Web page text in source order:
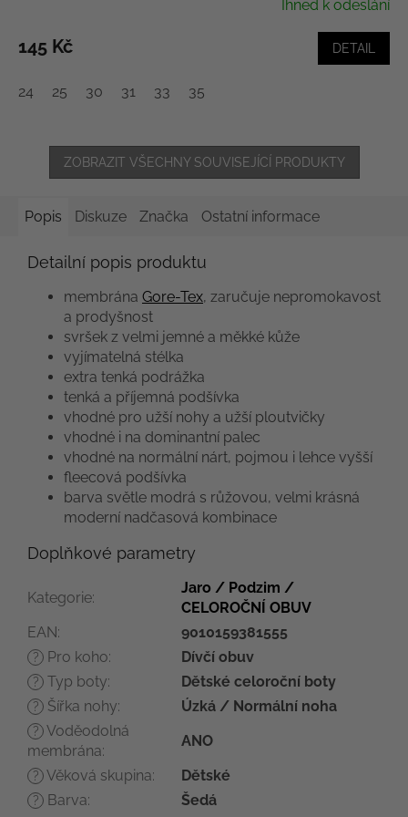
Ihned k odeslání
145 Kč DETAIL
24 25 30 31 33 35
ZOBRAZIT VŠECHNY SOUVISEJÍCÍ PRODUKTY
Popis Diskuze Značka Ostatní informace
Detailní popis produktu
membrána Gore-Tex, zaručuje nepromokavost
a prodyšnost
svršek z velmi jemné a měkké kůže
vyjímatelná stélka
extra tenká podrážka
tenká a příjemná podšívka
vhodné pro užší nohy a užší ploutvičky
vhodné i na dominantní palec
vhodné na normální nárt, pojmou i lehce vyšší
fleecová podšívka
barva světle modrá s růžovou, velmi krásná
moderní nadčasová kombinace
Doplňkové parametry
Kategorie:
Jaro / Podzim /
CELOROČNÍ OBUV
EAN: 9010159381555
? Pro koho: Dívčí obuv
? Typ boty: Dětské celoroční boty
? Šířka nohy: Úzká / Normální noha
? Voděodolná
membrána:
ANO
? Věková skupina: Dětské
? Barva: Šedá